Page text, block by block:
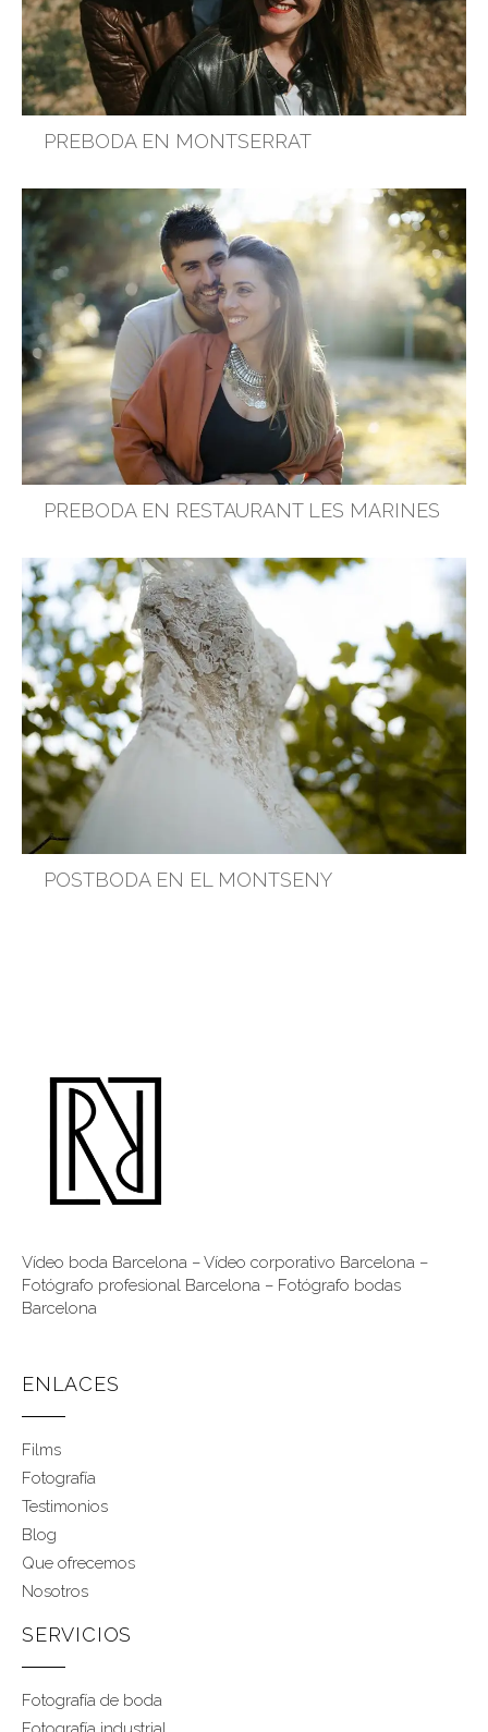
PREBODA EN MONTSERRAT
PREBODA EN RESTAURANT LES MARINES
POSTBODA EN EL MONTSENY
Vídeo boda Barcelona –Vídeo corporativo Barcelona –
Fotógrafo profesional Barcelona – Fotógrafo bodas
Barcelona
ENLACES
Films
Fotografía
Testimonios
Blog
Que ofrecemos
Nosotros
SERVICIOS
Fotografía de boda